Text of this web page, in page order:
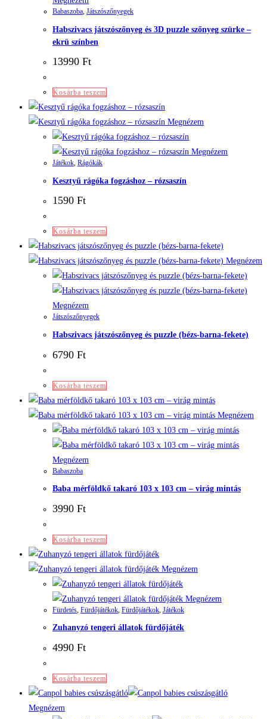
Babaszoba, Játszószőnyegek
Habszivacs játszószőnyeg és 3D puzzle szőnyeg szürke –
ekrü színben
13990 Ft
Kosárba teszem
Megnézem
Megnézem
Játékok, Rágókák
Kesztyű rágóka fogzáshoz – rózsaszín
1590 Ft
Kosárba teszem
Megnézem
Megnézem
Játszószőnyegek
Habszivacs játszószőnyeg és puzzle (bézs-barna-fekete)
6790 Ft
Kosárba teszem
Megnézem
Megnézem
Babaszoba
Baba mérföldkő takaró 103 x 103 cm – virág mintás
3990 Ft
Kosárba teszem
Megnézem
Megnézem
Fürdetés, Fürdőjátékok, Fürdőjátékok, Játékok
Zuhanyzó tengeri állatok fürdőjáték
4990 Ft
Kosárba teszem
Megnézem